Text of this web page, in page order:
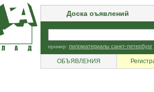
Доска оъявлений
пример: пиломатериалы санкт-петербург
ОБЪЯВЛЕНИЯ